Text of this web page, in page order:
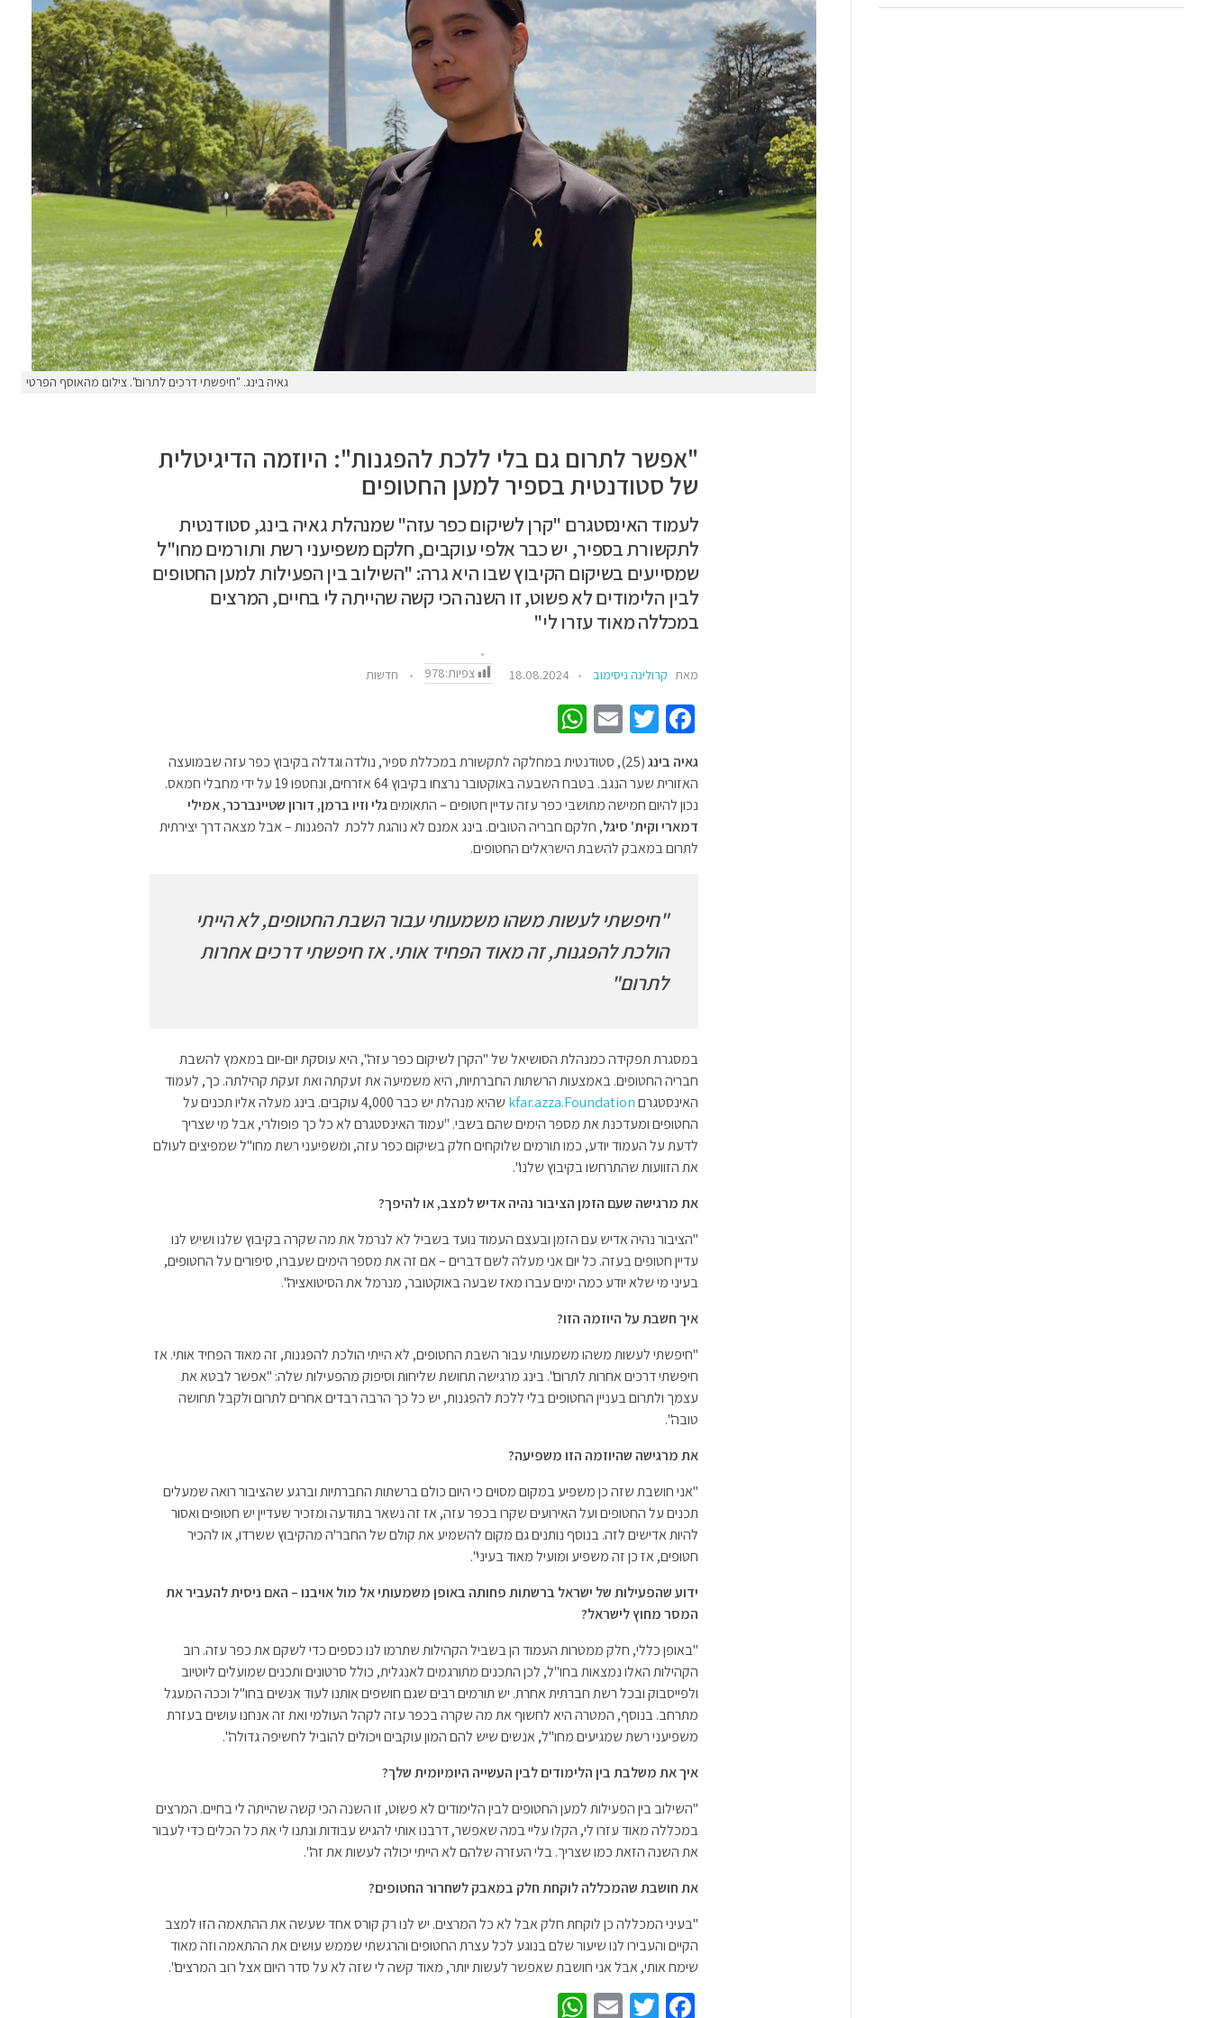
גאיה בינג. "חיפשתי דרכים לתרום". צילום מהאוסף הפרטי
"אפשר לתרום גם בלי ללכת להפגנות": היוזמה הדיגיטלית
של סטודנטית בספיר למען החטופים
לעמוד האינסטגרם "קרן לשיקום כפר עזה" שמנהלת גאיה בינג, סטודנטית
לתקשורת בספיר, יש כבר אלפי עוקבים, חלקם משפיעני רשת ותורמים מחו"ל
שמסייעים בשיקום הקיבוץ שבו היא גרה: "השילוב בין הפעילות למען החטופים
לבין הלימודים לא פשוט, זו השנה הכי קשה שהייתה לי בחיים, המרצים
במכללה מאוד עזרו לי"
מאת קרולינה ניסימוב 18.08.2024 צפיות:978 חדשות
Fa
ce
b
o
o
k
T
wi
tt
er
E
ail
W
at
sA
p
p
גאיה בינג
(25), סטודנטית במחלקה לתקשורת במכללת ספיר, נולדה וגדלה בקיבוץ כפר עזה שבמועצה
האזורית שער הנגב. בטבח השבעה באוקטובר נרצחו בקיבוץ 64 אזרחים, ונחטפו 19 על ידי מחבלי חמאס.
נכון להיום חמישה מתושבי כפר עזה עדיין חטופים – התאומיםגלי וזיו ברמן, דורון שטיינברכר, אמילי
דמארי וקית' סיגל, חלקם חבריה הטובים. בינג אמנם לא נוהגת ללכת להפגנות – אבל מצאה דרך יצירתית
לתרום במאבק להשבת הישראלים החטופים.
"חיפשתי לעשות משהו משמעותי עבור השבת החטופים, לא הייתי
הולכת להפגנות, זה מאוד הפחיד אותי. אז חיפשתי דרכים אחרות
לתרום"
במסגרת תפקידה כמנהלת הסושיאל של "הקרן לשיקום כפר עזה", היא עוסקת יום-יום במאמץ להשבת
חבריה החטופים. באמצעות הרשתות החברתיות, היא משמיעה את זעקתה ואת זעקת קהילתה. כך, לעמוד
האינסטגרםkfar.azza.Foundation
שהיא מנהלת יש כבר 4,000 עוקבים. בינג מעלה אליו תכנים על
החטופים ומעדכנת את מספר הימים שהם בשבי. "עמוד האינסטגרם לא כל כך פופולרי, אבל מי שצריך
לדעת על העמוד יודע, כמו תורמים שלוקחים חלק בשיקום כפר עזה, ומשפיעני רשת מחו"ל שמפיצים לעולם
את הזוועות שהתרחשו בקיבוץ שלנו".
את מרגישה שעם הזמן הציבור נהיה אדיש למצב, או להיפך?
"הציבור נהיה אדיש עם הזמן ובעצם העמוד נועד בשביל לא לנרמל את מה שקרה בקיבוץ שלנו ושיש לנו
עדיין חטופים בעזה. כל יום אני מעלה לשם דברים – אם זה את מספר הימים שעברו, סיפורים על החטופים,
בעיני מי שלא יודע כמה ימים עברו מאז שבעה באוקטובר, מנרמל את הסיטואציה".
איך חשבת על היוזמה הזו?
"חיפשתי לעשות משהו משמעותי עבור השבת החטופים, לא הייתי הולכת להפגנות, זה מאוד הפחיד אותי. אז
חיפשתי דרכים אחרות לתרום". בינג מרגישה תחושת שליחות וסיפוק מהפעילות שלה: "אפשר לבטא את
עצמך ולתרום בעניין החטופים בלי ללכת להפגנות, יש כל כך הרבה רבדים אחרים לתרום ולקבל תחושה
טובה".
את מרגישה שהיוזמה הזו משפיעה?
"אני חושבת שזה כן משפיע במקום מסוים כי היום כולם ברשתות החברתיות וברגע שהציבור רואה שמעלים
תכנים על החטופים ועל האירועים שקרו בכפר עזה, אז זה נשאר בתודעה ומזכיר שעדיין יש חטופים ואסור
להיות אדישים לזה. בנוסף נותנים גם מקום להשמיע את קולם של החבר'ה מהקיבוץ ששרדו, או להכיר
חטופים, אז כן זה משפיע ומועיל מאוד בעיני".
ידוע שהפעילות של ישראל ברשתות פחותה באופן משמעותי אל מול אויבנו – האם ניסית להעביר את
המסר מחוץ לישראל?
"באופן כללי, חלק ממטרות העמוד הן בשביל הקהילות שתרמו לנו כספים כדי לשקם את כפר עזה. רוב
הקהילות האלו נמצאות בחו"ל, לכן התכנים מתורגמים לאנגלית, כולל סרטונים ותכנים שמועלים ליוטיוב
ולפייסבוק ובכל רשת חברתית אחרת. יש תורמים רבים שגם חושפים אותנו לעוד אנשים בחו"ל וככה המעגל
מתרחב. בנוסף, המטרה היא לחשוף את מה שקרה בכפר עזה לקהל העולמי ואת זה אנחנו עושים בעזרת
משפיעני רשת שמגיעים מחו"ל, אנשים שיש להם המון עוקבים ויכולים להוביל לחשיפה גדולה".
איך את משלבת בין הלימודים לבין העשייה היומיומית שלך?
"השילוב בין הפעילות למען החטופים לבין הלימודים לא פשוט, זו השנה הכי קשה שהייתה לי בחיים. המרצים
במכללה מאוד עזרו לי, הקלו עליי במה שאפשר, דרבנו אותי להגיש עבודות ונתנו לי את כל הכלים כדי לעבור
את השנה הזאת כמו שצריך. בלי העזרה שלהם לא הייתי יכולה לעשות את זה".
את חושבת שהמכללה לוקחת חלק במאבק לשחרור החטופים?
"בעיני המכללה כן לוקחת חלק אבל לא כל המרצים. יש לנו רק קורס אחד שעשה את ההתאמה הזו למצב
הקיים והעבירו לנו שיעור שלם בנוגע לכל עצרת החטופים והרגשתי שממש עושים את ההתאמה וזה מאוד
שימח אותי, אבל אני חושבת שאפשר לעשות יותר, מאוד קשה לי שזה לא על סדר היום אצל רוב המרצים".
Fa
T
E
W